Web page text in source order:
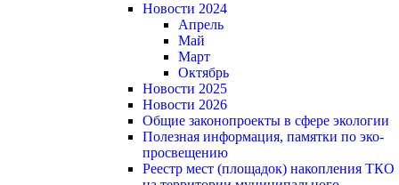
Новости 2024
Апрель
Май
Март
Октябрь
Новости 2025
Новости 2026
Общие законопроекты в сфере экологии
Полезная информация, памятки по эко-
просвещению
Реестр мест (площадок) накопления ТКО